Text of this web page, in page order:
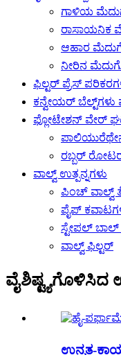
ಗಾಳಿಯ
ರಾಸಾಯನಿಕ
ಆಹಾರ
ನೀರಿನ
ಫಿಲ್ಟರ್ ಪ್ರೆಸ್
ಕನ್ವೇಯರ್ ಬೆಲ್ಟ್‌ಗಳು
ಫ್ಲೋಟೇಶನ್ ವೇರ್
ರಬ್ಬರ್
ವಾಲ್ವ್ ಉತ್ಪನ್ನಗಳು
ಪಿಂಚ್ ವಾಲ್ವ್
ಪೈಪ್
ಸ್ಟೇಪಲ್ ಬಾಲ್
ವಾಲ್ವ್ ಫಿಲ್ಟರ್
ವೈಶಿಷ್ಟ್ಯಗೊಳಿಸಿದ
ಉನ್ನತ-